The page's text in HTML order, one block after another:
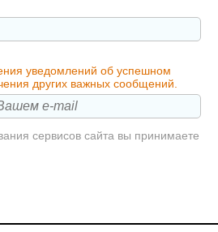
уведомлений об успешном
других важных сообщений.
сервисов сайта вы принимаете